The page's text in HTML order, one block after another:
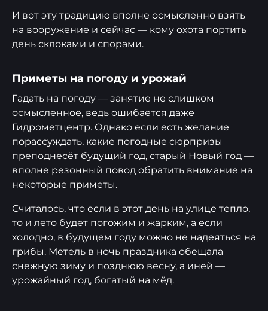
И вот эту традицию вполне осмысленно взять
на вооружение и сейчас — кому охота портить
день склоками и спорами.
Приметы на погоду и урожай
Гадать на погоду — занятие не слишком
осмысленное, ведь ошибается даже
Гидрометцентр. Однако если есть желание
порассуждать, какие погодные сюрпризы
преподнесёт будущий год, старый Новый год —
вполне резонный повод обратить внимание на
некоторые приметы.
Считалось, что если в этот день на улице тепло,
то и лето будет погожим и жарким, а если
холодно, в будущем году можно не надеяться на
грибы. Метель в ночь праздника обещала
снежную зиму и позднюю весну, а иней —
урожайный год, богатый на мёд.